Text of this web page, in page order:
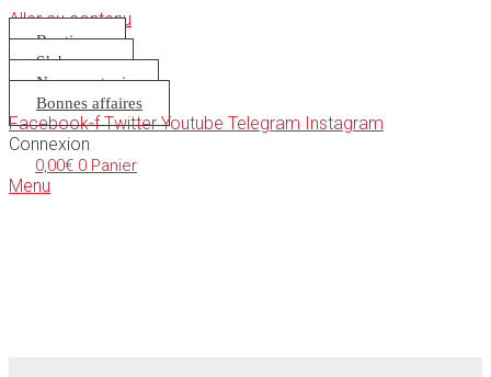
Aller au contenu
Boutique
S’abonner
Nous soutenir
Bonnes affaires
Facebook-f Twitter Youtube Telegram Instagram
Connexion
0,00€ 0 Panier
Menu